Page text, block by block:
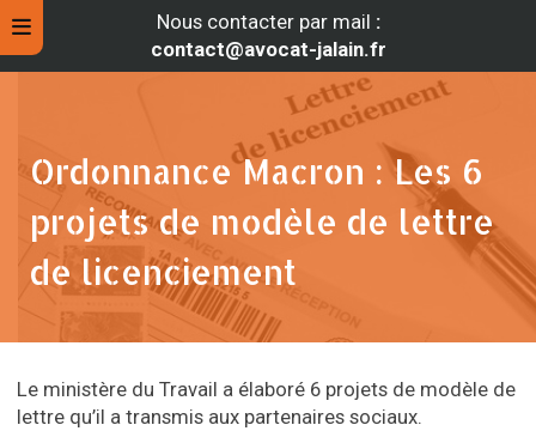
Nous contacter par mail :
contact@avocat-jalain.fr
Ordonnance Macron : Les 6
projets de modèle de lettre
de licenciement
Le ministère du Travail a élaboré 6 projets de modèle de
lettre qu’il a transmis aux partenaires sociaux.